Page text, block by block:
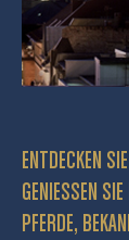
ENTDECKEN
GENIESSEN
FERDE,